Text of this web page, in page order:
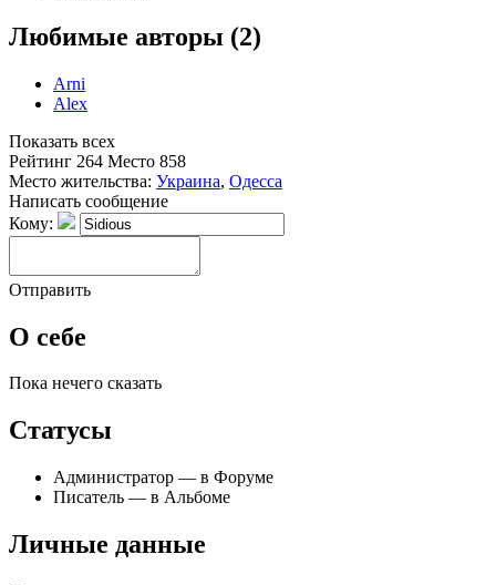
Любимые авторы (2)
Arni
Аlex
Показать всех
Рейтинг 264 Место 858
Место жительства: Украина, Одесса
Написать сообщение
Кому:
Отправить
О себе
Пока нечего сказать
Статусы
Администратор — в Форуме
Писатель — в Альбоме
Личные данные